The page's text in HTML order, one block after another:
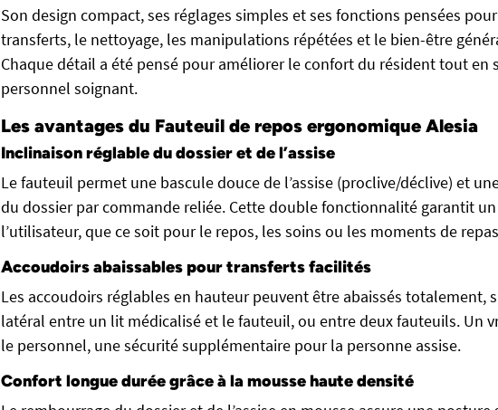
Son design compact, ses réglages simples et ses fonctions pensées
transferts, le nettoyage, les manipulations répétées et le bien-être
Chaque détail a été pensé pour améliorer le confort du résident tout en
personnel soignant.
Les avantages du Fauteuil de repos ergonomique Alesia
Inclinaison réglable du dossier et de l’assise
Le fauteuil permet une bascule douce de l’assise (proclive/déclive) et
du dossier par commande reliée. Cette double fonctionnalité garantit
l’utilisateur, que ce soit pour le repos, les soins ou les moments de
Accoudoirs abaissables pour transferts facilités
Les accoudoirs réglables en hauteur peuvent être abaissés totalement,
latéral entre un lit médicalisé et le fauteuil, ou entre deux fauteuils. Un
le personnel, une sécurité supplémentaire pour la personne assise.
Confort longue durée grâce à la mousse haute densité